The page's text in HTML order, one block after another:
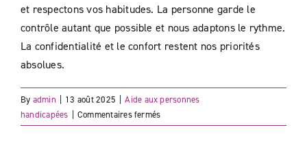
PRO
DEMANDER UN DEVIS
DEVENIR FRANCHISÉ
et respectons vos habitudes. La personne garde le
contrôle autant que possible et nous adaptons le rythme.
La confidentialité et le confort restent nos priorités
absolues.
By admin 13 août 2025
Aide aux personnes
handicapées
Commentaires ferméssur
Comment